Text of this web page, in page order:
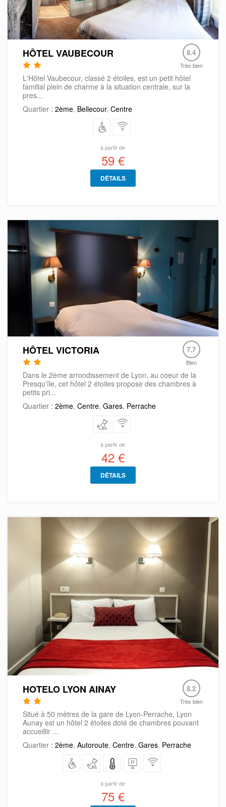
HÔTEL VAUBECOUR 8.4
Très bien
L'Hôtel Vaubecour, classé 2 étoiles, est un petit hôtel
familial plein de charme à la situation centrale, sur la
pres...
Quartier : 2ème, Bellecour, Centre
à partir de
59 €
DÉTAILS
HÔTEL VICTORIA 7.7
Bien
Dans le 2ème arrondissement de Lyon, au coeur de la
Presqu'île, cet hôtel 2 étoiles propose des chambres à
petits pri...
Quartier : 2ème, Centre, Gares, Perrache
à partir de
42 €
DÉTAILS
HOTELO LYON AINAY 8.2
Très bien
Situé à 50 mètres de la gare de Lyon-Perrache, Lyon
Aunay est un hôtel 2 étoiles doté de chambres pouvant
accueillir ...
Quartier : 2ème, Autoroute, Centre, Gares, Perrache
à partir de
75 €